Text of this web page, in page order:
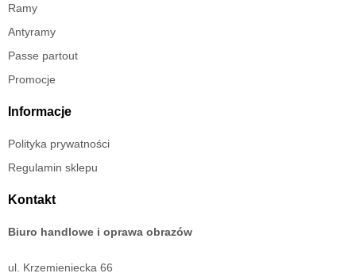
Ramy
Antyramy
Passe partout
Promocje
Informacje
Polityka prywatności
Regulamin sklepu
Kontakt
Biuro handlowe i oprawa obrazów
ul. Krzemieniecka 66